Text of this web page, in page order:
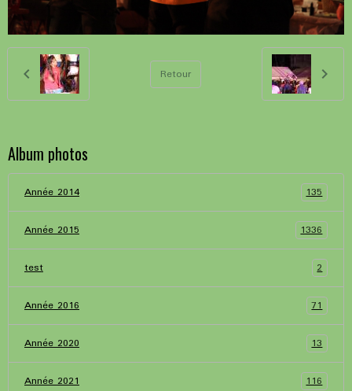
Retour
Album photos
Année 2014 135
Année 2015 1336
test 2
Année 2016 71
Année 2020 13
Année 2021 116